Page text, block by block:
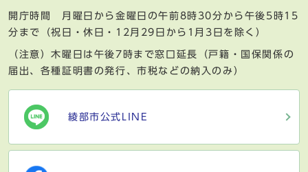
開庁時間 月曜日から金曜日の午前8時30分から午後5時15
分まで（祝日・休日・12月29日から1月3日を除く）
（注意）木曜日は午後7時まで窓口延長（戸籍・国保関係の
届出、各種証明書の発行、市税などの納入のみ）
綾部市公式LINE